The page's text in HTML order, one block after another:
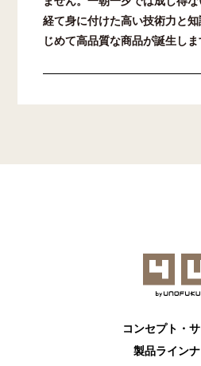
経て身に付けた高い技術力と
じめて高品質な商品が誕生しま
コンセプト・
製品ライン